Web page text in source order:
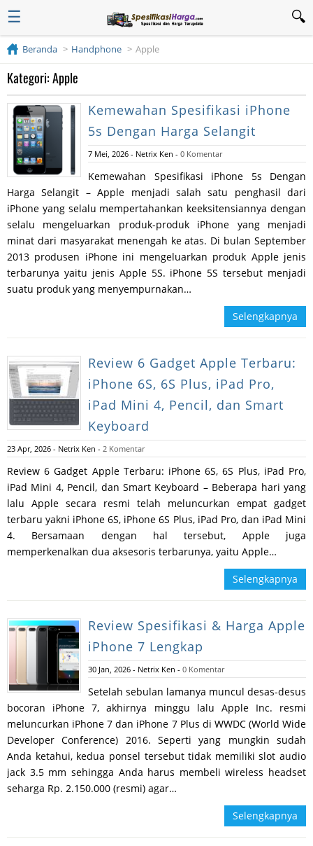
☰
Beranda Handphone Apple
Kategori: Apple
Kemewahan Spesifikasi iPhone
5s Dengan Harga Selangit
7 Mei, 2026 - Netrix Ken - 0 Komentar
Kemewahan Spesifikasi iPhone 5s Dengan
Harga Selangit – Apple menjadi salah satu penghasil dari
iPhone yang selalu mempertahankan keeksitensiannya dengan
selalu mengeluarkan produk-produk iPhone yang menjadi
minat dari masyarakat menengah ke atas. Di bulan September
2013 produsen iPhone ini mengeluarkan produk Apple jenis
terbarunya yaitu jenis Apple 5S. iPhone 5S tersebut menjadi
suatu produk yang menyempurnakan…
Selengkapnya
Review 6 Gadget Apple Terbaru:
iPhone 6S, 6S Plus, iPad Pro,
iPad Mini 4, Pencil, dan Smart
Keyboard
23 Apr, 2026 - Netrix Ken - 2 Komentar
Review 6 Gadget Apple Terbaru: iPhone 6S, 6S Plus, iPad Pro,
iPad Mini 4, Pencil, dan Smart Keyboard – Beberapa hari yang
lalu Apple secara resmi telah meluncurkan empat gadget
terbaru yakni iPhone 6S, iPhone 6S Plus, iPad Pro, dan iPad Mini
4. Bersamaan dengan hal tersebut, Apple juga
memperkenalkan dua aksesoris terbarunya, yaitu Apple…
Selengkapnya
Review Spesifikasi & Harga Apple
iPhone 7 Lengkap
30 Jan, 2026 - Netrix Ken - 0 Komentar
Setelah sebulan lamanya muncul desas-desus
bocoran iPhone 7, akhirnya minggu lalu Apple Inc. resmi
meluncurkan iPhone 7 dan iPhone 7 Plus di WWDC (World Wide
Developer Conference) 2016. Seperti yang mungkin sudah
Anda ketahui, kedua ponsel tersebut tidak memiliki slot audio
jack 3.5 mm sehingga Anda harus membeli wireless headset
seharga Rp. 2.150.000 (resmi) agar…
Selengkapnya